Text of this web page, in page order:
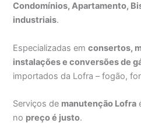
Condomínios, Apartamento,
industriais.
Especializadas emconsertos,
instalações e conversões de
importados da Lofra – fogão,
Serviços de manutenção Lofra
no preço é justo.